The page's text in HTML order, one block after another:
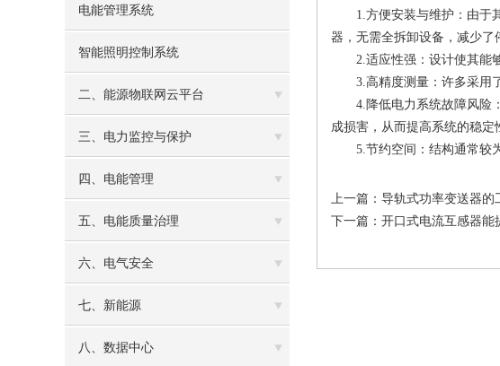
电能管理系统
智能照明控制系统
二、能源物联网云平台
三、电力监控与保护
四、电能管理
五、电能质量治理
六、电气安全
七、新能源
八、数据中心
1.方便安装与维护：由于其
器，无需全拆卸设备，减少了
2.适应性强：设计使其能够
3.高精度测量：许多采用了
4.降低电力系统故障风险：
成损害，从而提高系统的稳定
5.节约空间：结构通常较为
上一篇： 导轨式功率变送器的
下一篇： 开口式电流互感器能